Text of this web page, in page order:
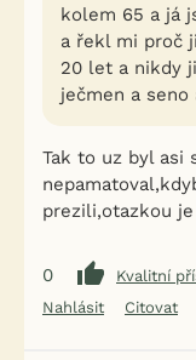
kolem 65 a já
a řekl mi proč
20 let a nikdy
ječmen a seno
Tak to uz byl asi
prezili,otazkou
0
Kvalitní
Nahlásit
Citovat